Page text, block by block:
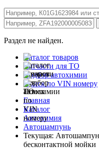
Раздел не найден.
Каталог товаров
Запчасти для ТО
Подбор автохимии
Поиск по VIN номеру
Главная
Каталог
Автохимия
Автошампунь
Текущая:
бесконтактной мойки